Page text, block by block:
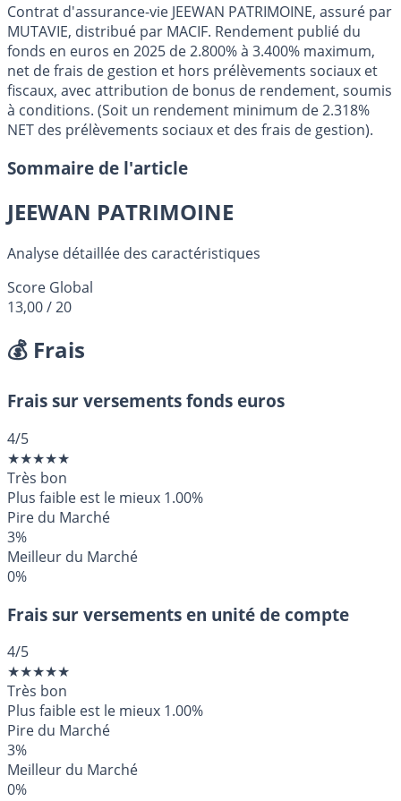
Contrat d'assurance-vie JEEWAN PATRIMOINE, assuré par
MUTAVIE, distribué par MACIF. Rendement publié du
fonds en euros en 2025 de 2.800% à 3.400% maximum,
net de frais de gestion et hors prélèvements sociaux et
fiscaux, avec attribution de bonus de rendement, soumis
à conditions. (Soit un rendement minimum de 2.318%
NET des prélèvements sociaux et des frais de gestion).
Sommaire de l'article
JEEWAN PATRIMOINE
Analyse détaillée des caractéristiques
Score Global
13,00/ 20
💰 Frais
Frais sur versements fonds euros
4/5
★★★★★
Très bon
Plus faible est le mieux 1.00%
Pire du Marché
3%
Meilleur du Marché
0%
Frais sur versements en unité de compte
4/5
★★★★★
Très bon
Plus faible est le mieux 1.00%
Pire du Marché
3%
Meilleur du Marché
0%